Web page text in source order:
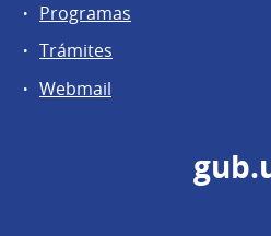
Programas
Trámites
Webmail